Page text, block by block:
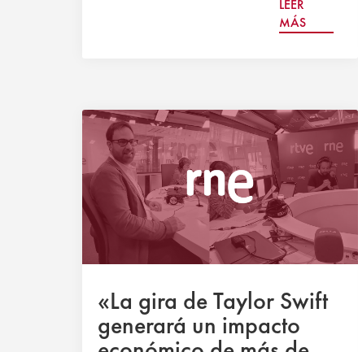
LEER
MÁS
«La gira de Taylor Swift
generará un impacto